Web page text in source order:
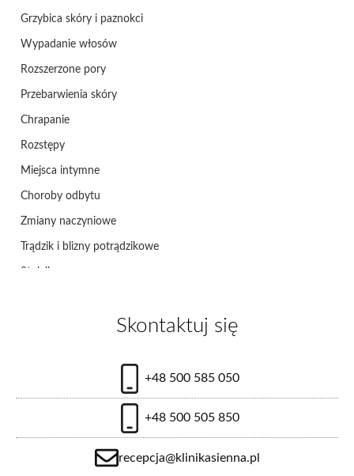
Grzybica skóry i paznokci
Wypadanie włosów
Rozszerzone pory
Przebarwienia skóry
Chrapanie
Rozstępy
Miejsca intymne
Choroby odbytu
Zmiany naczyniowe
Trądzik i blizny potrądzikowe
Kontuzje ścięgien i stawów
Choroby narządu rodnego
Bolesne miesiączki
Skontaktuj się
+48 500 585 050
+48 500 505 850
recepcja@klinikasienna.pl